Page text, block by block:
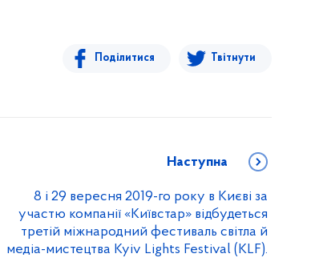
Поділитися Твітнути
Наступна
8 і 29 вересня 2019-го року в Києві за
участю компанії «Київстар» відбудеться
третій міжнародний фестиваль світла й
медіа-мистецтва Kyiv Lights Festival (KLF).